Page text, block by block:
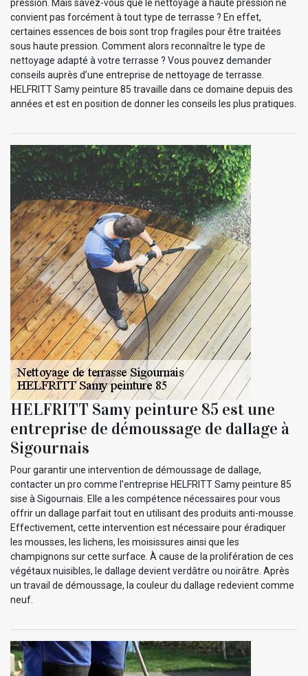
pression. Mais savez-vous que le nettoyage à haute pression ne
convient pas forcément à tout type de terrasse ? En effet,
certaines essences de bois sont trop fragiles pour être traitées
sous haute pression. Comment alors reconnaître le type de
nettoyage adapté à votre terrasse ? Vous pouvez demander
conseils auprès d’une entreprise de nettoyage de terrasse.
HELFRITT Samy peinture 85 travaille dans ce domaine depuis des
années et est en position de donner les conseils les plus pratiques.
HELFRITT Samy peinture 85 est une
entreprise de démoussage de dallage à
Sigournais
Pour garantir une intervention de démoussage de dallage,
contacter un pro comme l’entreprise HELFRITT Samy peinture 85
sise à Sigournais. Elle a les compétence nécessaires pour vous
offrir un dallage parfait tout en utilisant des produits anti-mousse.
Effectivement, cette intervention est nécessaire pour éradiquer
les mousses, les lichens, les moisissures ainsi que les
champignons sur cette surface. À cause de la prolifération de ces
végétaux nuisibles, le dallage devient verdâtre ou noirâtre. Après
un travail de démoussage, la couleur du dallage redevient comme
neuf.